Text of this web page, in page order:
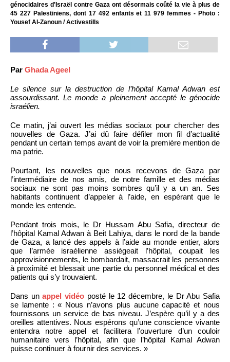
génocidaires d'Israël contre Gaza ont désormais coûté la vie à plus de
45 227 Palestiniens, dont 17 492 enfants et 11 979 femmes - Photo :
Yousef Al-Zanoun / Activestills
Par Ghada Ageel
Le silence sur la destruction de l’hôpital Kamal Adwan est
assourdissant. Le monde a pleinement accepté le génocide
israélien.
Ce matin, j’ai ouvert les médias sociaux pour chercher des
nouvelles de Gaza. J’ai dû faire défiler mon fil d’actualité
pendant un certain temps avant de voir la première mention de
ma patrie.
Pourtant, les nouvelles que nous recevons de Gaza par
l’intermédiaire de nos amis, de notre famille et des médias
sociaux ne sont pas moins sombres qu’il y a un an. Ses
habitants continuent d’appeler à l’aide, en espérant que le
monde les entende.
Pendant trois mois, le Dr Hussam Abu Safia, directeur de
l’hôpital Kamal Adwan à Beit Lahiya, dans le nord de la bande
de Gaza, a lancé des appels à l’aide au monde entier, alors
que l’armée israélienne assiégeait l’hôpital, coupait les
approvisionnements, le bombardait, massacrait les personnes
à proximité et blessait une partie du personnel médical et des
patients qui s’y trouvaient.
Dans unappel vidéo posté le 12 décembre, le Dr Abu Safia
se lamente : « Nous n’avons plus aucune capacité et nous
fournissons un service de bas niveau. J’espère qu’il y a des
oreilles attentives. Nous espérons qu’une conscience vivante
entendra notre appel et facilitera l’ouverture d’un couloir
humanitaire vers l’hôpital, afin que l’hôpital Kamal Adwan
puisse continuer à fournir des services. »